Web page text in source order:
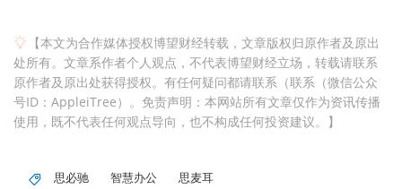
【本文为合作媒体授权博望财经转载，文章版权归原作者及原出
处所有。文章系作者个人观点，不代表博望财经立场，转载请联系
原作者及原出处获得授权。有任何疑问都请联系（联系（微信公众
号ID：AppleiTree）。免责声明：本网站所有文章仅作为资讯传播
使用，既不代表任何观点导向，也不构成任何投资建议。】
思必驰 智慧办公 思麦耳